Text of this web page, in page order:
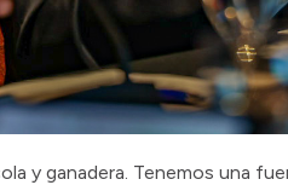
y ganadera. Tenemos una